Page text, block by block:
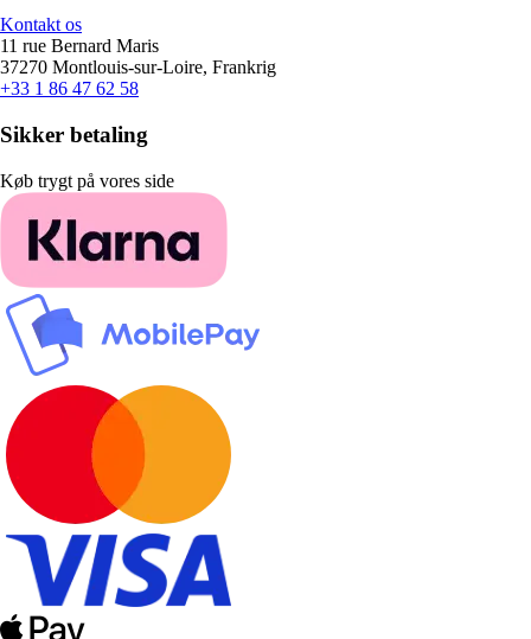
Kontakt os
11 rue Bernard Maris
37270 Montlouis-sur-Loire, Frankrig
+33 1 86 47 62 58
Sikker betaling
Køb trygt på vores side